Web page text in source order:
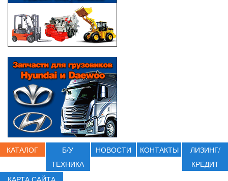
КАТАЛОГ
Б/У
ТЕХНИКА
НОВОСТИ КОНТАКТЫ
ЛИЗИНГ/
КРЕДИТ
КАРТА САЙТА